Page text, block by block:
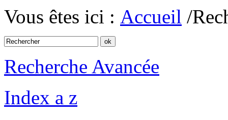
Vous êtes ici : Accueil /
Recherche Avancée
Index a z